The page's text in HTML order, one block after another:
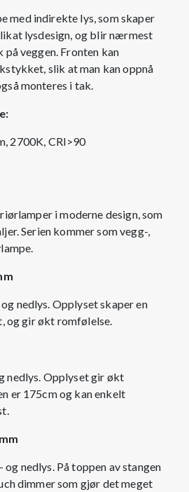
med indirekte lys, som skaper
lysdesign, og blir nærmest
veggen. Fronten kan
slik at man kan oppnå
monteres i tak.
2700K, CRI>90
i moderne design, som
Serien kommer som vegg-,
nedlys. Opplyset skaper en
og gir økt romfølelse.
nedlys. Opplyset gir økt
er 175cm og kan enkelt
og nedlys. På toppen av stangen
dimmer som gjør det meget